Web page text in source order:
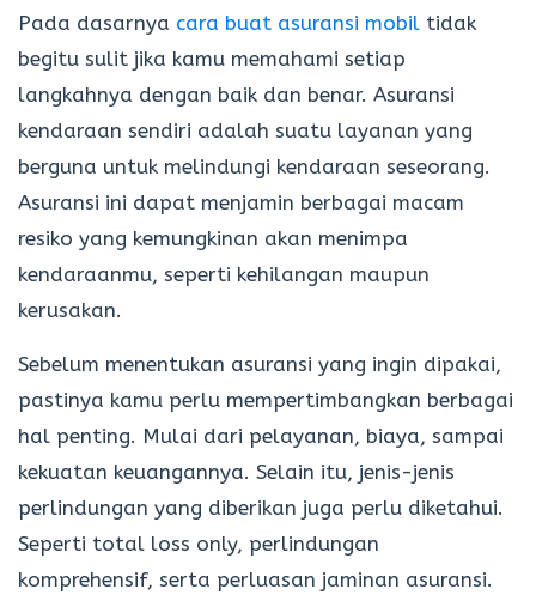
Pada dasarnya cara buat asuransi mobil tidak
begitu sulit jika kamu memahami setiap
langkahnya dengan baik dan benar. Asuransi
kendaraan sendiri adalah suatu layanan yang
berguna untuk melindungi kendaraan seseorang.
Asuransi ini dapat menjamin berbagai macam
resiko yang kemungkinan akan menimpa
kendaraanmu, seperti kehilangan maupun
kerusakan.
Sebelum menentukan asuransi yang ingin dipakai,
pastinya kamu perlu mempertimbangkan berbagai
hal penting. Mulai dari pelayanan, biaya, sampai
kekuatan keuangannya. Selain itu, jenis-jenis
perlindungan yang diberikan juga perlu diketahui.
Seperti total loss only, perlindungan
komprehensif, serta perluasan jaminan asuransi.